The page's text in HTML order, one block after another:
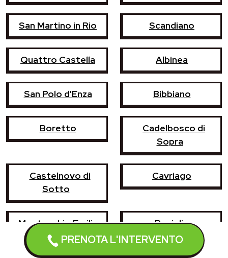
PRENOTA L'INTERVENTO
San Martino in Rio Scandiano
Quattro Castella Albinea
San Polo d'Enza Bibbiano
Boretto
Cadelbosco di
Sopra
Castelnovo di
Sotto
Cavriago
Montecchio Emilia Poviglio